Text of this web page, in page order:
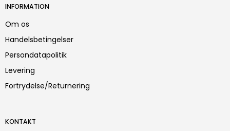
INFORMATION
Om os
Handelsbetingelser
Persondatapolitik
Levering
Fortrydelse/Returnering
KONTAKT